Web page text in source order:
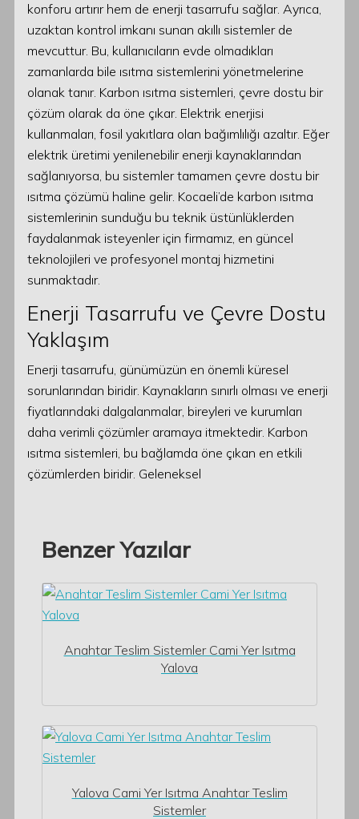
konforu artırır hem de enerji tasarrufu sağlar. Ayrıca,
uzaktan kontrol imkanı sunan akıllı sistemler de
mevcuttur. Bu, kullanıcıların evde olmadıkları
zamanlarda bile ısıtma sistemlerini yönetmelerine
olanak tanır. Karbon ısıtma sistemleri, çevre dostu bir
çözüm olarak da öne çıkar. Elektrik enerjisi
kullanmaları, fosil yakıtlara olan bağımlılığı azaltır. Eğer
elektrik üretimi yenilenebilir enerji kaynaklarından
sağlanıyorsa, bu sistemler tamamen çevre dostu bir
ısıtma çözümü haline gelir. Kocaeli’de karbon ısıtma
sistemlerinin sunduğu bu teknik üstünlüklerden
faydalanmak isteyenler için firmamız, en güncel
teknolojileri ve profesyonel montaj hizmetini
sunmaktadır.
Enerji Tasarrufu ve Çevre Dostu
Yaklaşım
Enerji tasarrufu, günümüzün en önemli küresel
sorunlarından biridir. Kaynakların sınırlı olması ve enerji
fiyatlarındaki dalgalanmalar, bireyleri ve kurumları
daha verimli çözümler aramaya itmektedir. Karbon
ısıtma sistemleri, bu bağlamda öne çıkan en etkili
çözümlerden biridir. Geleneksel
Benzer Yazılar
Anahtar Teslim Sistemler Cami Yer Isıtma
Yalova
Yalova Cami Yer Isıtma Anahtar Teslim
Sistemler